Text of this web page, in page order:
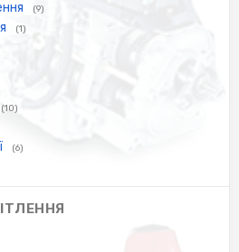
(9)
(1)
(10)
(6)